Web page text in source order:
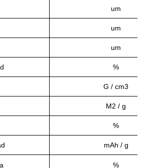
um
um
um
%
G / cm3
M2 / g
%
mAh / g
%